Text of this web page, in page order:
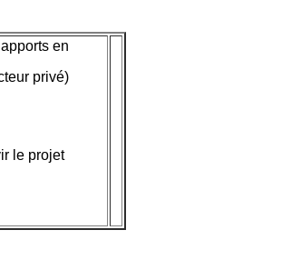
en
privé)
le projet